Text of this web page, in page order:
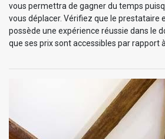
vous permettra de gagner du temps
vous déplacer. Vérifiez que le prestataire
possède une expérience réussie dans le
que ses prix sont accessibles par rapport